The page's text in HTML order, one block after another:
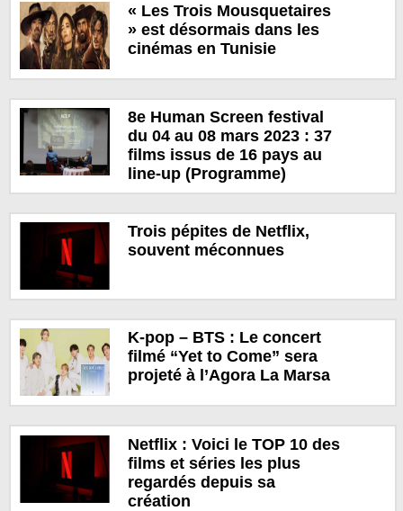
« Les Trois Mousquetaires
» est désormais dans les
cinémas en Tunisie
8e Human Screen festival
du 04 au 08 mars 2023 : 37
films issus de 16 pays au
line-up (Programme)
Trois pépites de Netflix,
souvent méconnues
K-pop – BTS : Le concert
filmé “Yet to Come” sera
projeté à l’Agora La Marsa
Netflix : Voici le TOP 10 des
films et séries les plus
regardés depuis sa
création